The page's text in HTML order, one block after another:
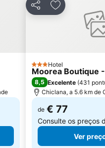
Carnaval de Cádiz
del Castillo - Camposoto
PartilharAdicionar
3 Estrelas
Hotel
Moorea Boutique
8,5 Excelente (431
Chiclana, a 5.6 km de
de € 77
Consulte os preços
Ver